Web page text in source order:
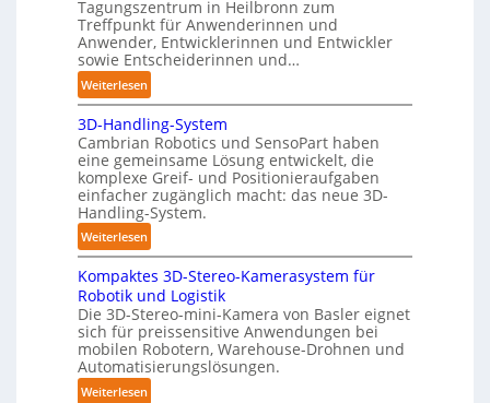
o
t
g
e
P
o
l
y
m
e
r
l
a
g
e
r
f
ü
r
T
a
Tagungszentrum in Heilbronn zum
Treffpunkt für Anwenderinnen und
Anwender, Entwicklerinnen und Entwickler
sowie Entscheiderinnen und…
Weiterlesen:
A
u
t
o
m
a
t
i
s
i
e
r
u
n
g
3D-Handling-System
Cambrian Robotics und SensoPart haben
eine gemeinsame Lösung entwickelt, die
komplexe Greif- und Positionieraufgaben
einfacher zugänglich macht: das neue 3D-
Handling-System.
Weiterlesen:
3
D
-
H
a
n
d
Kompaktes 3D-Stereo-Kamerasystem für
Robotik und Logistik
Die 3D-Stereo-mini-Kamera von Basler eignet
sich für preissensitive Anwendungen bei
mobilen Robotern, Warehouse-Drohnen und
Automatisierungslösungen.
Weiterlesen: